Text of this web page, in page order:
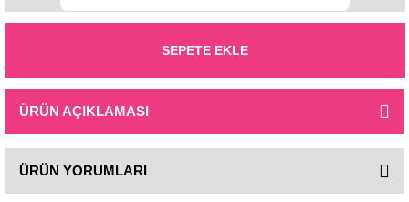
SEPETE EKLE
ÜRÜN AÇIKLAMASI
ÜRÜN YORUMLARI